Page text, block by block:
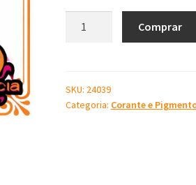
-
60
Comprar
SKU: 24039
Categoria: Corante e